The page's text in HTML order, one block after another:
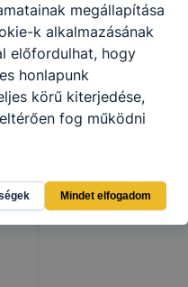
megállapítása
k alkalmazásának
előfordulhat, hogy
honlapunk
körű kiterjedése,
fog működni
Mindet elfogadom